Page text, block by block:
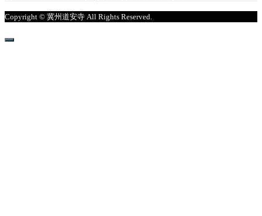
Copyright © 冀州道安寺 All Rights Reserved.